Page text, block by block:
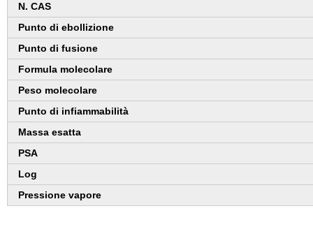
N. CAS
Punto di ebollizione
Punto di fusione
Formula molecolare
Peso molecolare
Punto di infiammabilità
Massa esatta
PSA
Log
Pressione vapore